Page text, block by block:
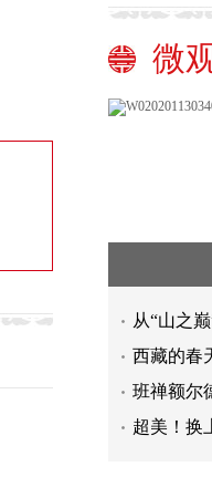
微
从“山之
西藏的春
班禅额尔
超美！换